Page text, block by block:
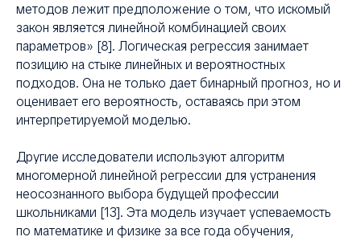
методов лежит предположение о том, что искомый
закон является линейной комбинацией своих
параметров» [8]. Логическая регрессия занимает
позицию на стыке линейных и вероятностных
подходов. Она не только дает бинарный прогноз, но и
оценивает его вероятность, оставаясь при этом
интерпретируемой моделью.
Другие исследователи используют алгоритм
многомерной линейной регрессии для устранения
неосознанного выбора будущей профессии
школьниками [13]. Эта модель изучает успеваемость
по математике и физике за все года обучения,